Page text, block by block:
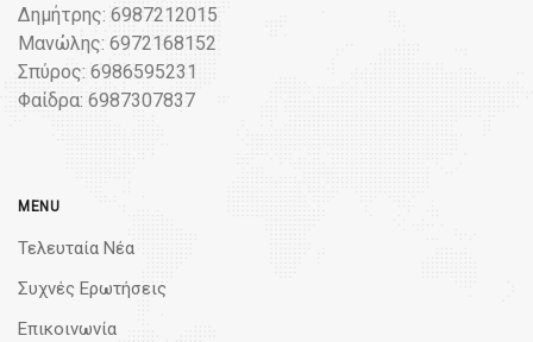
Δημήτρης: 6987212015
Μανώλης: 6972168152
Σπύρος: 6986595231
Φαίδρα: 6987307837
MENU
Τελευταία Νέα
Συχνές Ερωτήσεις
Επικοινωνία